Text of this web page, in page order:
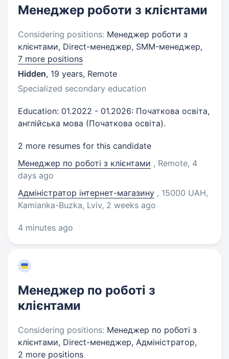
Менеджер роботи з клієнтами
Considering positions: Менеджер роботи з
клієнтами, Direct-менеджер, SMM-менеджер,
7 more positions
Hidden, 19 years, Remote
Specialized secondary education
Education: 01.2022 - 01.2026: Початкова освіта,
англійська мова (Початкова освіта).
2 more resumes for this candidate
Менеджер по роботі з клієнтами , Remote, 4
days ago
Адміністратор інтернет-магазину , 15000 UAH,
Kamianka-Buzka, Lviv, 2 weeks ago
4 minutes ago
Менеджер по роботі з
клієнтами
Considering positions: Менеджер по роботі з
клієнтами, Direct-менеджер, Адміністратор,
2 more positions